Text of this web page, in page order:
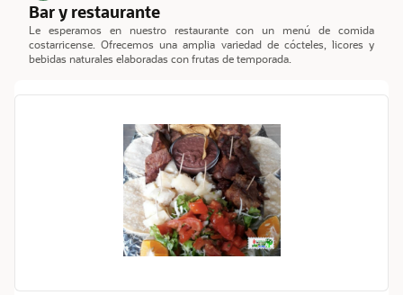
Bar y restaurante
Le esperamos en nuestro restaurante con un menú de comida
costarricense. Ofrecemos una amplia variedad de cócteles, licores y
bebidas naturales elaboradas con frutas de temporada.